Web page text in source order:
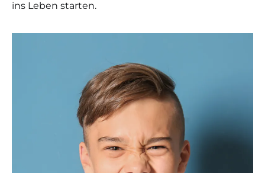
ins Leben starten.